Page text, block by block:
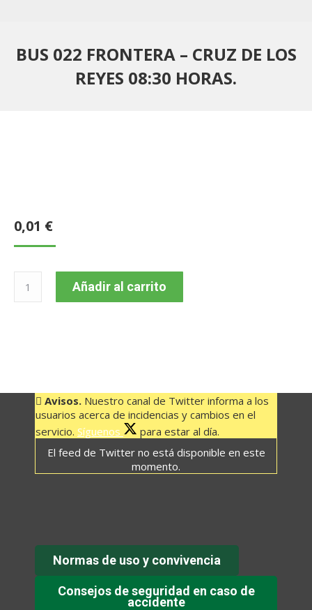
BUS 022 FRONTERA – CRUZ DE LOS
REYES 08:30 HORAS.
0,01 €
REYES
08:30
HORAS.
cantidad
Añadir al carrito
Avisos. Nuestro canal de Twitter informa a los
usuarios acerca de incidencias y cambios en el
servicio. Síguenos
para estar al día.
El feed de Twitter no está disponible en este
momento.
Normas de uso y convivencia
Consejos de seguridad en caso de
accidente